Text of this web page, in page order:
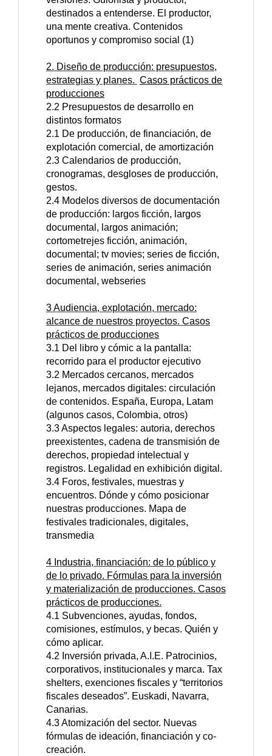
destinados a entenderse. El productor,
una mente creativa. Contenidos
oportunos y compromiso social (1)
2. Diseño de producción: presupuestos,
estrategias y planes. Casos prácticos de
producciones
2.2 Presupuestos de desarrollo en
distintos formatos
2.1 De producción, de financiación, de
explotación comercial, de amortización
2.3 Calendarios de producción,
cronogramas, desgloses de producción,
gestos.
2.4 Modelos diversos de documentación
de producción: largos ficción, largos
documental, largos animación;
cortometrejes ficción, animación,
documental; tv movies; series de ficción,
series de animación, series animación
documental, webseries
3 Audiencia, explotación, mercado:
alcance de nuestros proyectos. Casos
prácticos de producciones
3.1 Del libro y cómic a la pantalla:
recorrido para el productor ejecutivo
3.2 Mercados cercanos, mercados
lejanos, mercados digitales: circulación
de contenidos. España, Europa, Latam
(algunos casos, Colombia, otros)
3.3 Aspectos legales: autoria, derechos
preexistentes, cadena de transmisión de
derechos, propiedad intelectual y
registros. Legalidad en exhibición digital.
3.4 Foros, festivales, muestras y
encuentros. Dónde y cómo posicionar
nuestras producciones. Mapa de
festivales tradicionales, digitales,
transmedia
4 Industria, financiación: de lo público y
de lo privado. Fórmulas para la inversión
y materialización de producciones. Casos
prácticos de producciones.
4.1 Subvenciones, ayudas, fondos,
comisiones, estímulos, y becas. Quién y
cómo aplicar.
4.2 Inversión privada, A.I.E. Patrocinios,
corporativos, institucionales y marca. Tax
shelters, exenciones fiscales y “territorios
fiscales deseados”. Euskadi, Navarra,
Canarias.
4.3 Atomización del sector. Nuevas
fórmulas de ideación, financiación y co-
creación.